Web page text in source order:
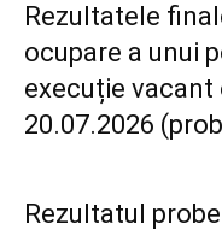
Rezultatele
ocupare a unui
execuție
20.07.2026
Rezultatul